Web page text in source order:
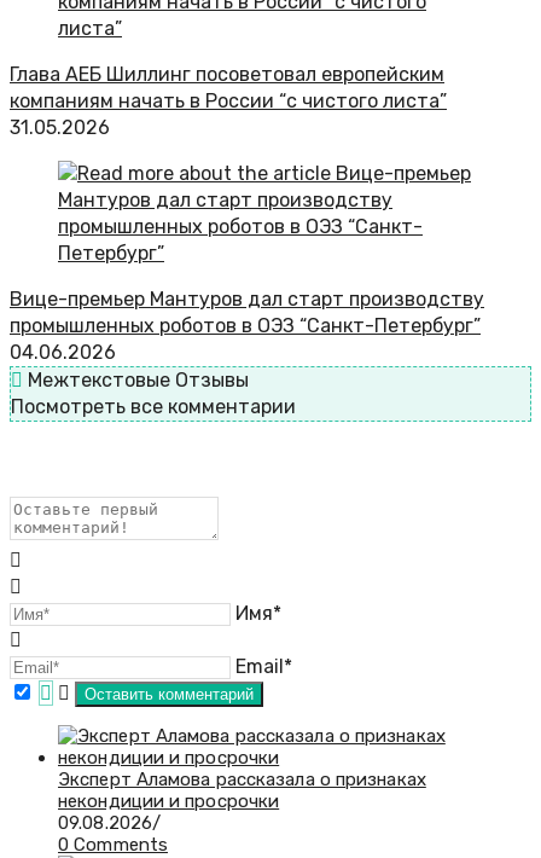
Глава АЕБ Шиллинг посоветовал европейским
компаниям начать в России “с чистого листа”
31.05.2026
Вице-премьер Мантуров дал старт производству
промышленных роботов в ОЭЗ “Санкт-Петербург”
04.06.2026
Межтекстовые Отзывы
Посмотреть все комментарии
Имя*
Email*
Эксперт Аламова рассказала о признаках
некондиции и просрочки
09.08.2026/
0 Comments